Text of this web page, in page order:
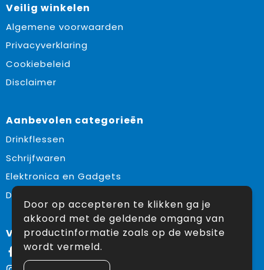
Veilig winkelen
Algemene voorwaarden
Privacyverklaring
Cookiebeleid
Disclaimer
Aanbevolen categorieën
Drinkflessen
Schrijfwaren
Elektronica en Gadgets
Draagtassen
Volg ons op:
Facebook
Door op accepteren te klikken ga je
akkoord met de geldende omgang van
productinformatie zoals op de website
wordt vermeld.